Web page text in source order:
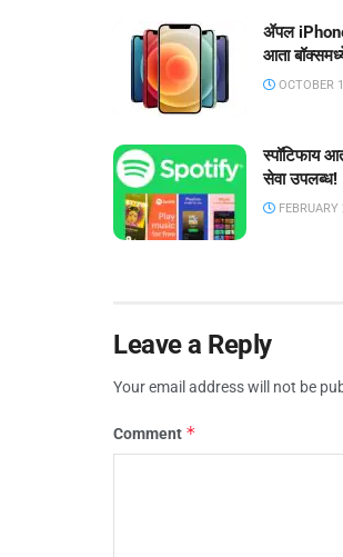
ॲपल
आता
OCTOBER
स्पॉटिफाय
सेवा उपलब्ध!
Leave a Reply
Your email address will not be
Comment *